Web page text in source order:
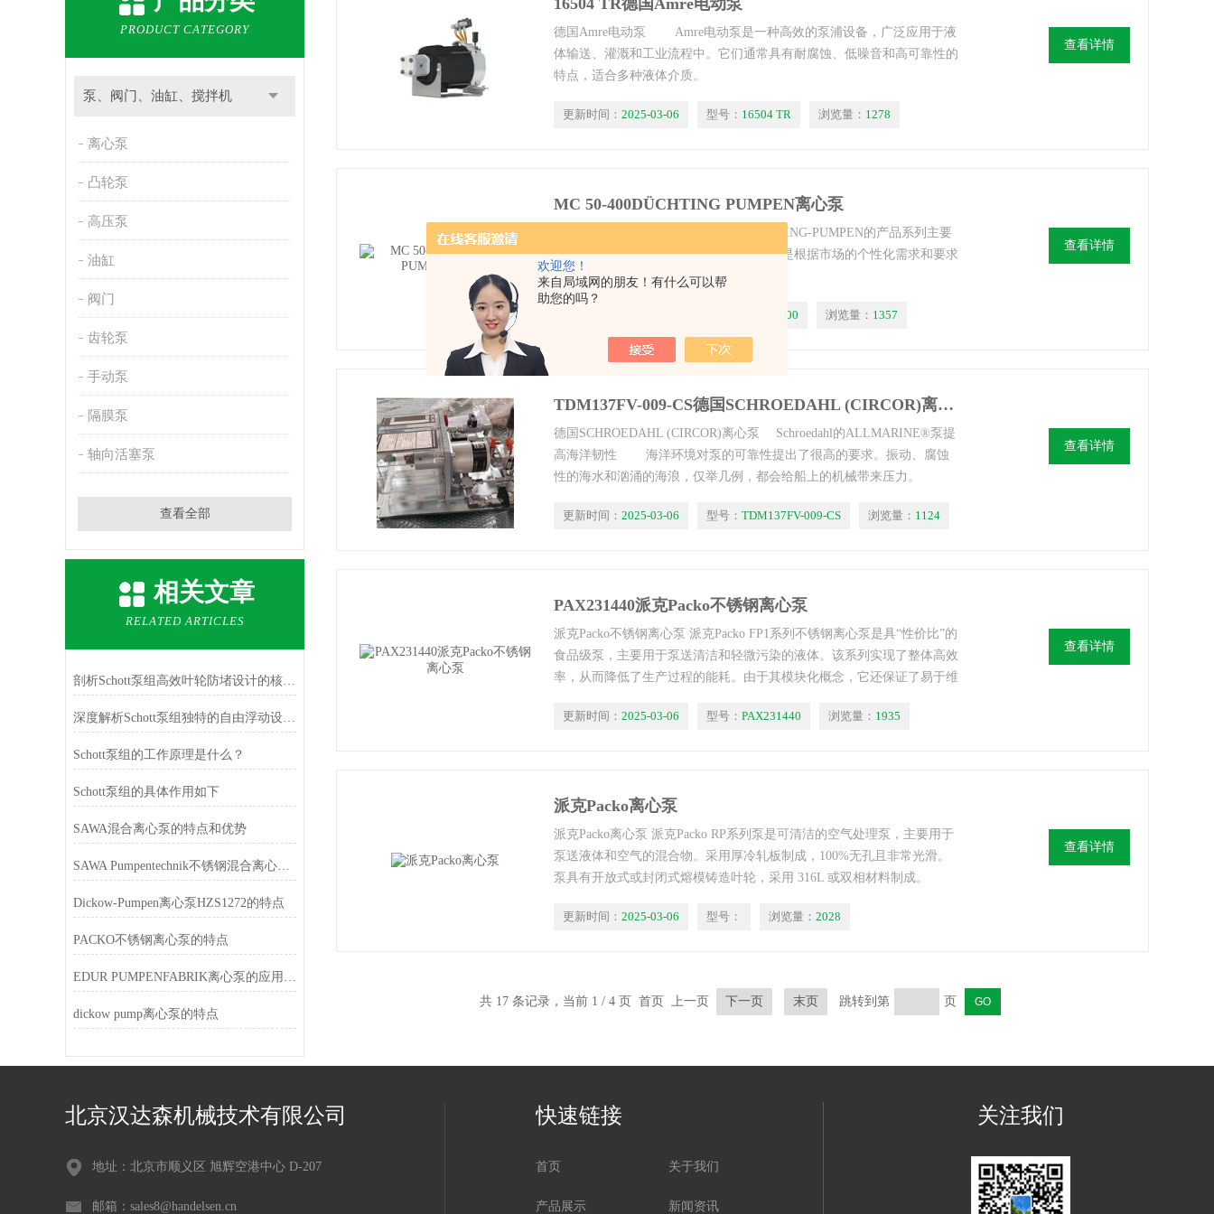
欢迎您！
来自局域网的朋友！有什么可以帮
助您的吗？
PRODUCT CATEGORY
泵、阀门、油缸、搅拌机
离心泵
凸轮泵
高压泵
油缸
阀门
齿轮泵
手动泵
隔膜泵
轴向活塞泵
查看全部
相关文章
RELATED ARTICLES
剖析Schott泵组高效叶轮防堵设计的核心逻辑
深度解析Schott泵组独特的自由浮动设计与自动液位控制原理
Schott泵组的工作原理是什么？
Schott泵组的具体作用如下
SAWA混合离心泵的特点和优势
SAWA Pumpentechnik不锈钢混合离心泵是侧通道泵的优秀替代方案
Dickow-Pumpen离心泵HZS1272的特点
PACKO不锈钢离心泵的特点
EDUR PUMPENFABRIK离心泵的应用特点
dickow pump离心泵的特点
16504 TR德国Amre电动泵
德国Amre电动泵 Amre电动泵是一种高效的泵浦设备，广泛应用于液
体输送、灌溉和工业流程中。它们通常具有耐腐蚀、低噪音和高可靠性的
特点，适合多种液体介质。
更新时间： 2025-03-06 型号： 16504 TR 浏览量： 1278
查看详情
MC 50-400DÜCHTING PUMPEN离心泵
DÜCHTING PUMPEN离心泵 DÜCHTING-PUMPEN的产品系列主要
包括众多单级和多级离心泵，这些离心泵是根据市场的个性化需求和要求
设计和制造的。
MC 50-400 浏览量： 1357
查看详情
TDM137FV-009-CS德国SCHROEDAHL (CIRCOR)离心泵
德国SCHROEDAHL (CIRCOR)离心泵 Schroedahl的ALLMARINE®泵提
高海洋韧性 海洋环境对泵的可靠性提出了很高的要求。振动、腐蚀
性的海水和汹涌的海浪，仅举几例，都会给船上的机械带来压力。
更新时间： 2025-03-06 型号： TDM137FV-009-CS 浏览量： 1124
查看详情
PAX231440派克Packo不锈钢离心泵
派克Packo不锈钢离心泵 派克Packo FP1系列不锈钢离心泵是具“性价比”的
食品级泵，主要用于泵送清洁和轻微污染的液体。该系列实现了整体高效
率，从而降低了生产过程的能耗。由于其模块化概念，它还保证了易于维
更新时间： 2025-03-06 型号： PAX231440 浏览量： 1935
查看详情
派克Packo离心泵
派克Packo离心泵 派克Packo RP系列泵是可清洁的空气处理泵，主要用于
泵送液体和空气的混合物。采用厚冷轧板制成，100%无孔且非常光滑。
泵具有开放式或封闭式熔模铸造叶轮，采用 316L 或双相材料制成。
更新时间： 2025-03-06 型号： 浏览量： 2028
查看详情
共 17 条记录，当前 1 / 4 页 首页 上一页 下一页 末页 跳转到第 页
北京汉达森机械技术有限公司
地址：北京市顺义区 旭辉空港中心 D-207
邮箱：sales8@handelsen.cn
快速链接
首页 关于我们
产品展示 新闻资讯
关注我们